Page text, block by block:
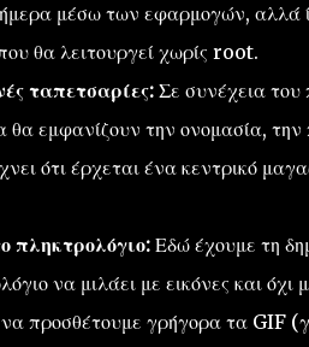
μέσω των εφαρμογών, αλλά
θα λειτουργεί χωρίς root.
ταπετσαρίες:Σε συνέχεια του
εμφανίζουν την ονομασία, την
ότι έρχεται ένα κεντρικό
πληκτρολόγιο:Εδώ έχουμε τη
να μιλάει με εικόνες και
προσθέτουμε γρήγορα τα GIF